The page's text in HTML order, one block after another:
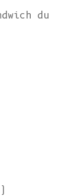
du